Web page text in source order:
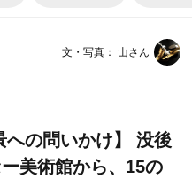
文・写真： 山さん
への問いかけ】 没後
美術館から、15の